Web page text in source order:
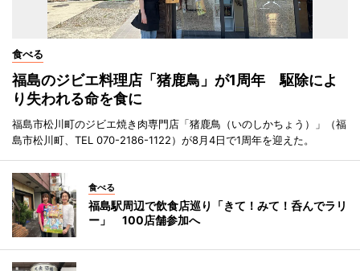
食べる
福島のジビエ料理店「猪鹿鳥」が1周年 駆除によ
り失われる命を食に
福島市松川町のジビエ焼き肉専門店「猪鹿鳥（いのしかちょう）」（福
島市松川町、TEL 070-2186-1122）が8月4日で1周年を迎えた。
食べる
福島駅周辺で飲食店巡り「きて！みて！呑んでラリ
ー」 100店舗参加へ